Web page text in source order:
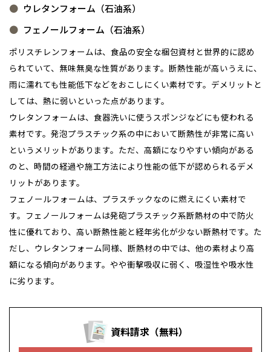
ウレタンフォーム（石油系）
フェノールフォーム（石油系）
ポリスチレンフォームは、食品の安全な梱包資材と世界的に認め
られていて、無味無臭な性質があります。断熱性能が高いうえに、
雨に濡れても性能低下などをおこしにくい素材です。デメリットと
しては、熱に弱いといった点があります。
ウレタンフォームは、食器洗いに使うスポンジなどにも使われる
素材です。発泡プラスチック系の中において断熱性が非常に高い
というメリットがあります。ただ、高額になりやすい傾向がある
のと、時間の経過や施工方法により性能の低下が認められるデメ
リットがあります。
フェノールフォームは、プラスチックなのに燃えにくい素材で
す。フェノールフォームは発砲プラスチック系断熱材の中で防火
性に優れており、高い断熱性能と経年劣化が少ない断熱材です。た
だし、ウレタンフォーム同様、断熱材の中では、他の素材より高
額になる傾向があります。やや衝撃吸収に弱く、吸湿性や吸水性
に劣ります。
資料請求（無料）